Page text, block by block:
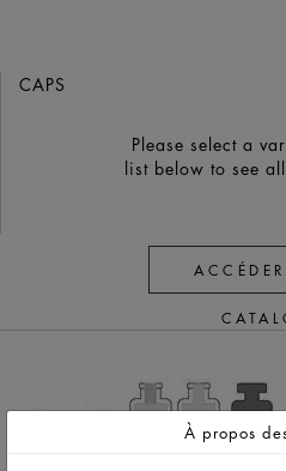
CAPS
Please select a
list below to see
À propos